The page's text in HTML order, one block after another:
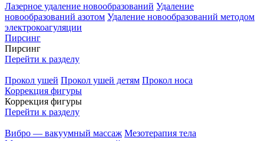
Лазерное удаление новообразований Удаление
новообразований азотом Удаление новообразований методом
электрокоагуляции
Пирсинг
Пирсинг
Перейти к разделу
Прокол ушей Прокол ушей детям Прокол носа
Коррекция фигуры
Коррекция фигуры
Перейти к разделу
Вибро — вакуумный массаж Мезотерапия тела